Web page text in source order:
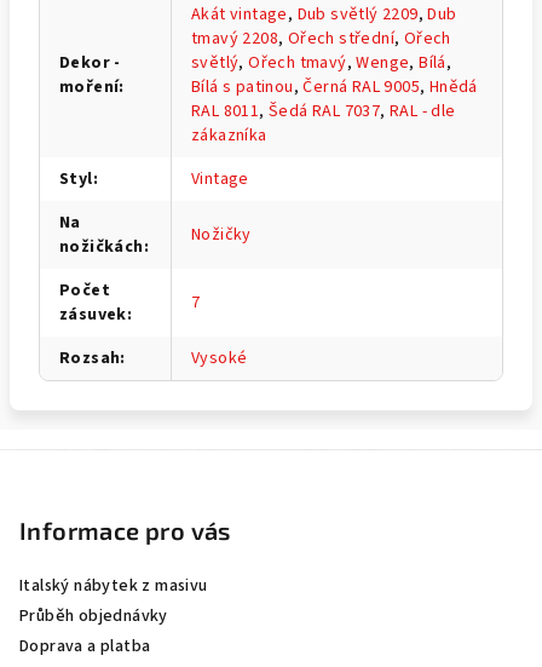
Dekor -
moření:
Akát vintage, Dub světlý 2209,Dub
tmavý 2208, Ořech střední, Ořech
světlý,Ořech tmavý,Wenge,Bílá,
Bílá s patinou,Černá RAL 9005, Hnědá
RAL 8011,Šedá RAL 7037,RAL - dle
zákazníka
Styl:
Vintage
Na
nožičkách: Nožičky
Počet
zásuvek: 7
Rozsah: Vysoké
Informace pro vás
Italský nábytek z masivu
Průběh objednávky
Doprava a platba